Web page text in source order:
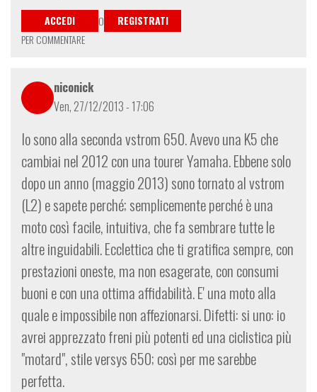
ACCEDI O
REGISTRATI
PER COMMENTARE
niconick
Ven, 27/12/2013 - 17:06
Io sono alla seconda vstrom 650. Avevo una K5 che
cambiai nel 2012 con una tourer Yamaha. Ebbene solo
dopo un anno (maggio 2013) sono tornato al vstrom
(L2) e sapete perché; semplicemente perché è una
moto così facile, intuitiva, che fa sembrare tutte le
altre inguidabili. Ecclettica che ti gratifica sempre, con
prestazioni oneste, ma non esagerate, con consumi
buoni e con una ottima affidabilità. E' una moto alla
quale e impossibile non affezionarsi. Difetti: si uno: io
avrei apprezzato freni più potenti ed una ciclistica più
"motard", stile versys 650; così per me sarebbe
perfetta.